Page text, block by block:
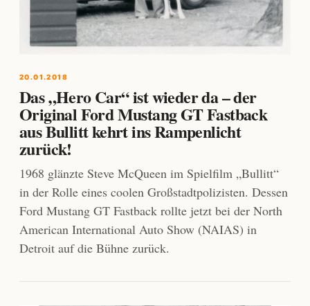
20.01.2018
Das „Hero Car“ ist wieder da – der
Original Ford Mustang GT Fastback
aus Bullitt kehrt ins Rampenlicht
zurück!
1968 glänzte Steve McQueen im Spielfilm „Bullitt“
in der Rolle eines coolen Großstadtpolizisten. Dessen
Ford Mustang GT Fastback rollte jetzt bei der North
American International Auto Show (NAIAS) in
Detroit auf die Bühne zurück.